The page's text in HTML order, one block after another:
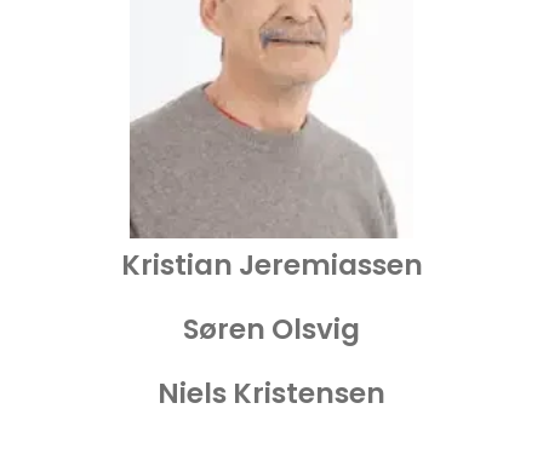
Kristian Jeremiassen
Søren Olsvig
Niels Kristensen